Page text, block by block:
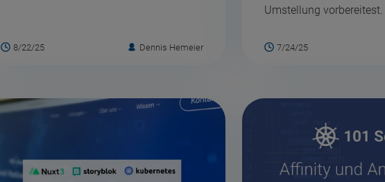
8/22/25 Dennis Hemeier
Umstellung vorbereitest.
7/24/25